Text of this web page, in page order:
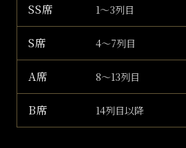
SS席 1〜3列目
S席 4〜7列目
A席 8〜13列目
B席 14列目以降